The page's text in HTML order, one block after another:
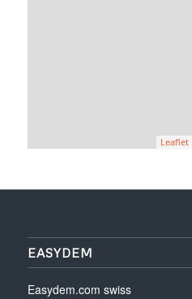
Leaflet
EASYDEM
Easydem.com swiss